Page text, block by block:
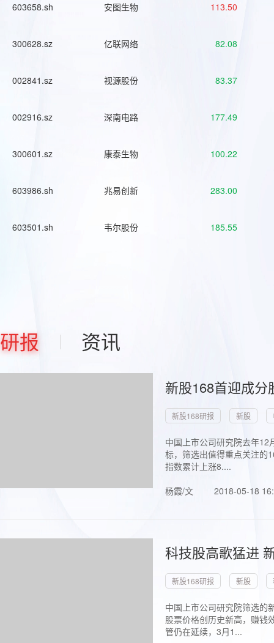
603658.sh 安图生物 113.50
300628.sz 亿联网络 82.08
002841.sz 视源股份 83.37
002916.sz 深南电路 177.49
300601.sz 康泰生物 100.22
603986.sh 兆易创新 283.00
603501.sh 韦尔股份 185.55
研报 资讯
新股168首迎成
新股168研报 新股
中国上市公司研究院去年
标，筛选出值得重点关注的
指数累计上涨8....
杨霞/文
2018-05-18
科技股高歌猛进
新股168研报 新股
中国上市公司研究院筛选的
股票价格创历史新高，赚钱
管仍在延续，3月1...